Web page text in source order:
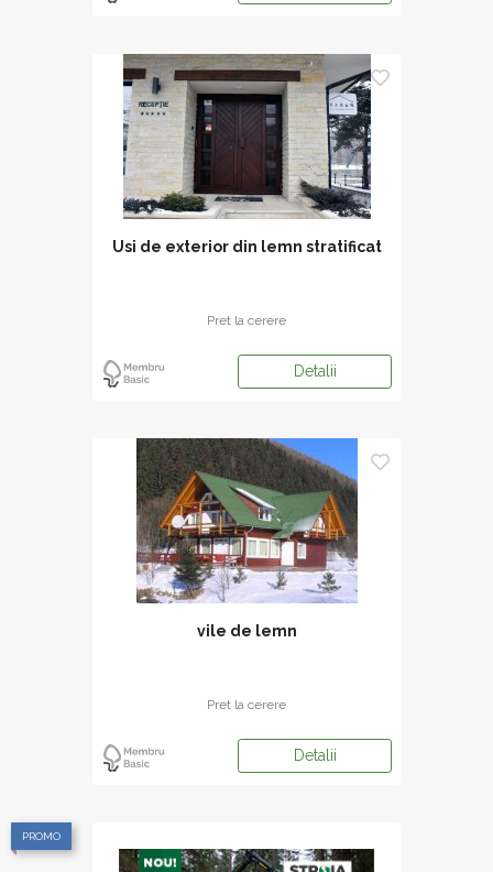
Usi de exterior din lemn stratificat
Pret la cerere
Detalii
vile de lemn
Pret la cerere
Detalii
PROMO